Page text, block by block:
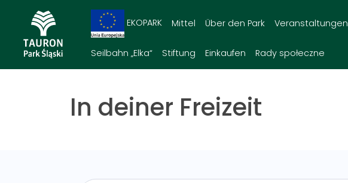
EKOPARK Mittel Über den Park Veranstaltungen
Seilbahn „Elka“ Stiftung Einkaufen Rady społeczne
In deiner Freizeit